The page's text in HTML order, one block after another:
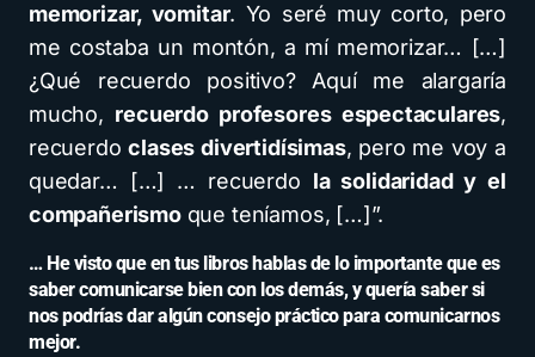
memorizar, vomitar. Yo seré muy corto, pero
me costaba un montón, a mí memorizar… […]
¿Qué recuerdo positivo? Aquí me alargaría
mucho, recuerdo profesores espectaculares,
recuerdoclases divertidísimas, pero me voy a
quedar… […] … recuerdo la solidaridad y el
compañerismoque teníamos, […]”.
… He visto que en tus libros hablas de lo importante que es
saber comunicarse bien con los demás, y quería saber si
nos podrías dar algún consejo práctico para comunicarnos
mejor.